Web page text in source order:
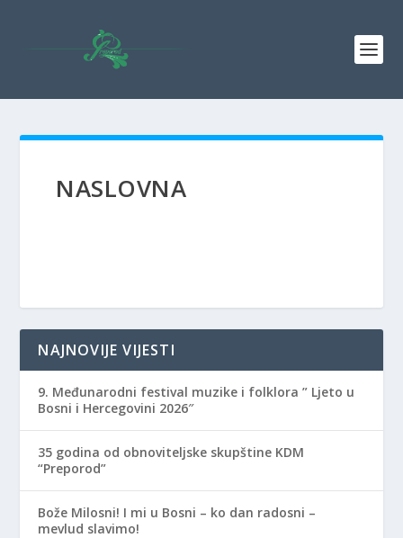
NASLOVNA
NAJNOVIJE VIJESTI
9. Međunarodni festival muzike i folklora ” Ljeto u
Bosni i Hercegovini 2026″
35 godina od obnoviteljske skupštine KDM
“Preporod”
Bože Milosni! I mi u Bosni – ko dan radosni –
mevlud slavimo!